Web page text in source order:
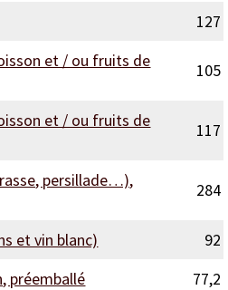
127
et / ou fruits de
105
et / ou fruits de
117
persillade…),
284
et vin blanc)
92
préemballé
77,2